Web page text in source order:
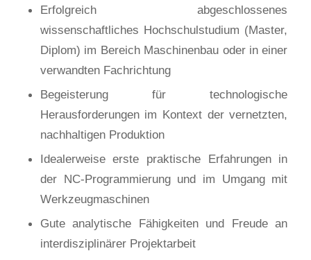
Erfolgreich abgeschlossenes
wissenschaftliches Hochschulstudium (Master,
Diplom) im Bereich Maschinenbau oder in einer
verwandten Fachrichtung
Begeisterung für technologische
Herausforderungen im Kontext der vernetzten,
nachhaltigen Produktion
Idealerweise erste praktische Erfahrungen in
der NC-Programmierung und im Umgang mit
Werkzeugmaschinen
Gute analytische Fähigkeiten und Freude an
interdisziplinärer Projektarbeit